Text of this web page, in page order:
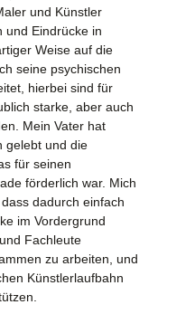
und Künstler
und Eindrücke in
Weise auf die
seine psychischen
hierbei sind für
starke, aber auch
Mein Vater hat
gelebt und die
für seinen
förderlich war. Mich
dadurch einfach
im Vordergrund
Fachleute
zu arbeiten, und
Künstlerlaufbahn